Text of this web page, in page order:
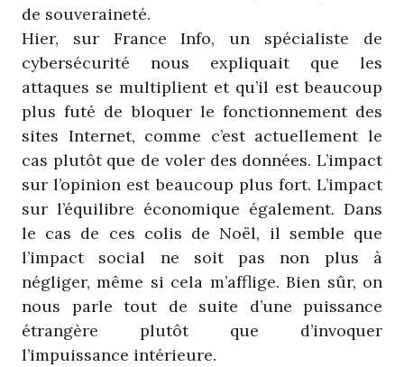
de souveraineté.
Hier, sur France Info, un spécialiste de
cybersécurité nous expliquait que les
attaques se multiplient et qu’il est beaucoup
plus futé de bloquer le fonctionnement des
sites Internet, comme c’est actuellement le
cas plutôt que de voler des données. L’impact
sur l’opinion est beaucoup plus fort. L’impact
sur l’équilibre économique également. Dans
le cas de ces colis de Noël, il semble que
l’impact social ne soit pas non plus à
négliger, même si cela m’afflige. Bien sûr, on
nous parle tout de suite d’une puissance
étrangère plutôt que d’invoquer
l’impuissance intérieure.